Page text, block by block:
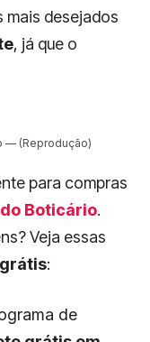
mais desejados
, já que o
— (Reprodução)
para compras
Boticário.
Veja essas
:
de